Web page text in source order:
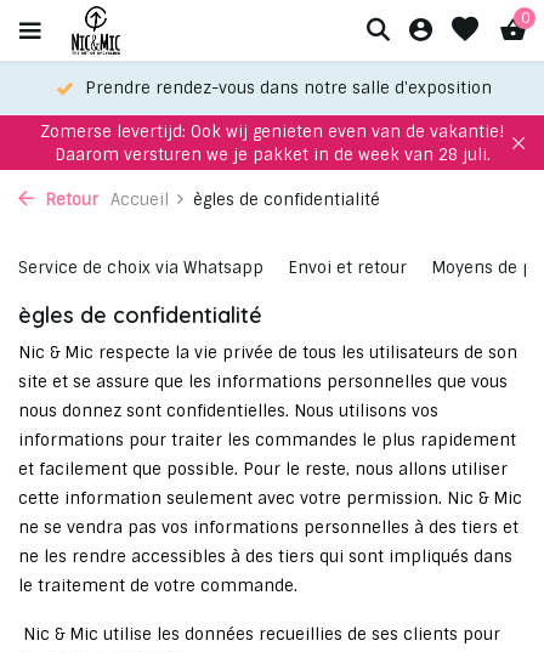
0
Prendre rendez-vous dans notre salle d'exposition
Zomerse levertijd: Ook wij genieten even van de vakantie!
Daarom versturen we je pakket in de week van 28 juli.
Retour Accueil ègles de confidentialité
Service de choix via Whatsapp Envoi et retour Moyens de
ègles de confidentialité
Nic & Mic respecte la vie privée de tous les utilisateurs de son
site et se assure que les informations personnelles que vous
nous donnez sont confidentielles. Nous utilisons vos
informations pour traiter les commandes le plus rapidement
et facilement que possible. Pour le reste, nous allons utiliser
cette information seulement avec votre permission. Nic & Mic
ne se vendra pas vos informations personnelles à des tiers et
ne les rendre accessibles à des tiers qui sont impliqués dans
le traitement de votre commande.
Nic & Mic utilise les données recueillies de ses clients pour